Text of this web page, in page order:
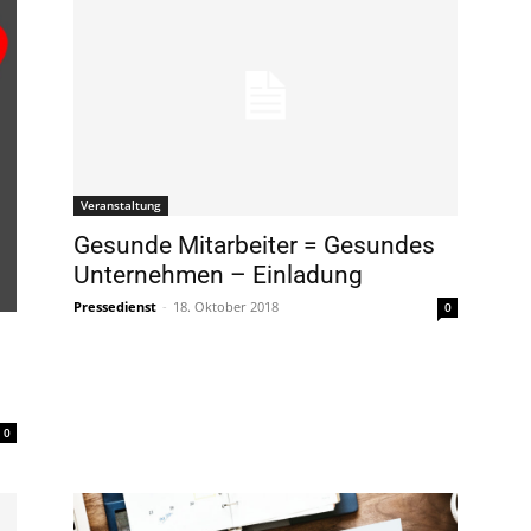
0
Veranstaltung
Gesunde Mitarbeiter = Gesundes
Unternehmen – Einladung
Pressedienst - 18. Oktober 2018 0